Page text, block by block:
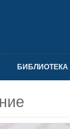
БИБЛИОТЕКА